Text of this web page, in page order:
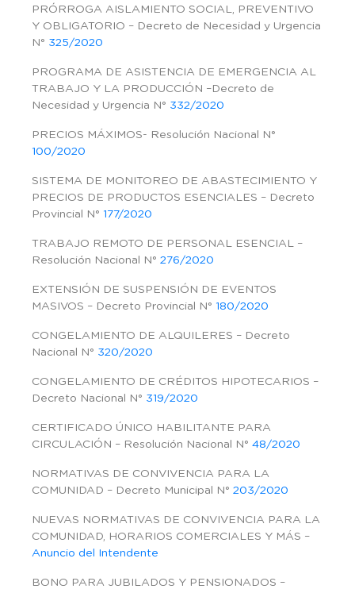
PRÓRROGA AISLAMIENTO SOCIAL, PREVENTIVO
Y OBLIGATORIO – Decreto de Necesidad y Urgencia
N° 325/2020
PROGRAMA DE ASISTENCIA DE EMERGENCIA AL
TRABAJO Y LA PRODUCCIÓN –Decreto de
Necesidad y Urgencia N° 332/2020
PRECIOS MÁXIMOS- Resolución Nacional N°
100/2020
SISTEMA DE MONITOREO DE ABASTECIMIENTO Y
PRECIOS DE PRODUCTOS ESENCIALES – Decreto
Provincial N° 177/2020
TRABAJO REMOTO DE PERSONAL ESENCIAL –
Resolución Nacional N° 276/2020
EXTENSIÓN DE SUSPENSIÓN DE EVENTOS
MASIVOS – Decreto Provincial N° 180/2020
CONGELAMIENTO DE ALQUILERES – Decreto
Nacional N° 320/2020
CONGELAMIENTO DE CRÉDITOS HIPOTECARIOS –
Decreto Nacional N° 319/2020
CERTIFICADO ÚNICO HABILITANTE PARA
CIRCULACIÓN – Resolución Nacional N° 48/2020
NORMATIVAS DE CONVIVENCIA PARA LA
COMUNIDAD – Decreto Municipal N° 203/2020
NUEVAS NORMATIVAS DE CONVIVENCIA PARA LA
COMUNIDAD, HORARIOS COMERCIALES Y MÁS –
Anuncio del Intendente
BONO PARA JUBILADOS Y PENSIONADOS –